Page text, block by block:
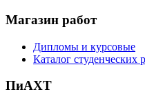
Магазин работ
Дипломы и курсовые
Каталог студенческих
ПиАХТ